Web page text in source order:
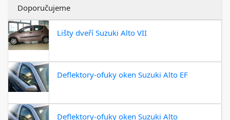
Doporučujeme
Lišty dveří Suzuki Alto VII
Deflektory-ofuky oken Suzuki Alto EF
Deflektory-ofuky oken Suzuki Alto